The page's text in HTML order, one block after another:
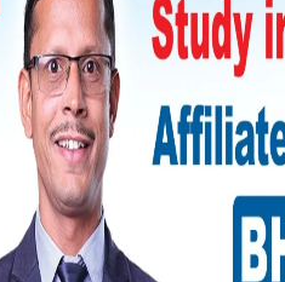
प्रशासन कार्यालय,
दिनमै फागुन १ गते जनयुद्ध
दाहालको आलोचना भएको
३ दिन सार्वजनिक बिदा